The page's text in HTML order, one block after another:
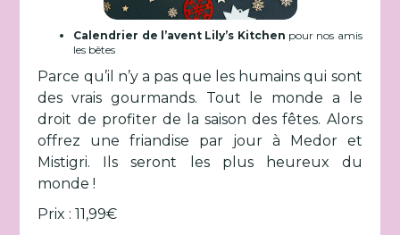
Calendrier de l’avent Lily’s Kitchen pour nos amis
les bêtes
Parce qu’il n’y a pas que les humains qui sont
des vrais gourmands. Tout le monde a le
droit de profiter de la saison des fêtes. Alors
offrez une friandise par jour à Medor et
Mistigri. Ils seront les plus heureux du
monde !
Prix : 11,99€